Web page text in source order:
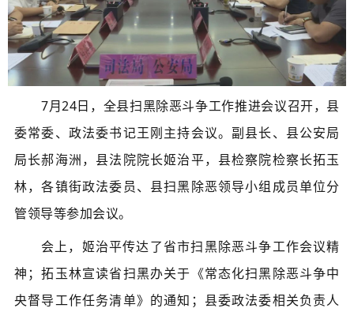
​7月24日，全县扫黑除恶斗争工作推进会议召开， 县
委常委、政法委书记王刚主持会议。 副县长、县公安局
局长郝海洲，县法院院长姬治平，县检察院检察长拓玉
林，各镇街政法委员、县扫黑除恶领导小组成员单位分
管领导等参加会议。
会上，姬治平传达了省市扫黑除恶斗争工作会议精
神；拓玉林宣读省扫黑办关于《常态化扫黑除恶斗争中
央督导工作任务清单》的通知；县委政法委相关负责人